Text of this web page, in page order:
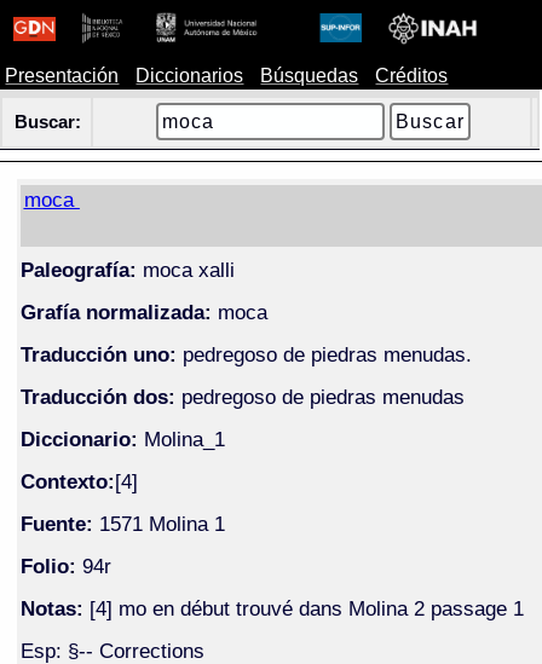
Presentación Diccionarios Búsquedas Créditos
Buscar:
moca
Paleografía: moca xalli
Grafía normalizada: moca
Traducción uno: pedregoso de piedras menudas.
Traducción dos: pedregoso de piedras menudas
Diccionario: Molina_1
Contexto:[4]
Fuente: 1571 Molina 1
Folio: 94r
Notas: [4] mo en début trouvé dans Molina 2 passage 1
Esp: §-- Corrections